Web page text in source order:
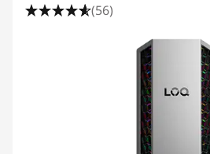
(56)